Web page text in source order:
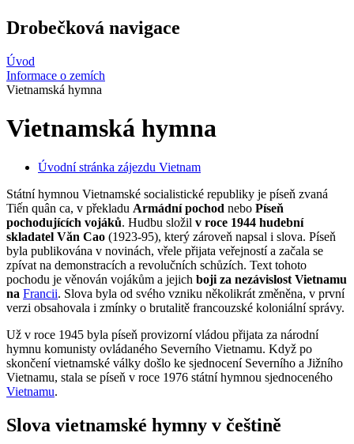
Drobečková navigace
Úvod
Informace o zemích
Vietnamská hymna
Vietnamská hymna
Úvodní stránka zájezdu Vietnam
Státní hymnou Vietnamské socialistické republiky je píseň zvaná
Tiến quân ca, v překladu Armádní pochod nebo Píseň
pochodujících vojáků. Hudbu složil v roce 1944 hudební
skladatel Văn Cao (1923-95), který zároveň napsal i slova. Píseň
byla publikována v novinách, vřele přijata veřejností a začala se
zpívat na demonstracích a revolučních schůzích. Text tohoto
pochodu je věnován vojákům a jejich boji za nezávislost Vietnamu
na Francii. Slova byla od svého vzniku několikrát změněna, v první
verzi obsahovala i zmínky o brutalitě francouzské koloniální správy.
Už v roce 1945 byla píseň provizorní vládou přijata za národní
hymnu komunisty ovládaného Severního Vietnamu. Když po
skončení vietnamské války došlo ke sjednocení Severního a Jižního
Vietnamu, stala se píseň v roce 1976 státní hymnou sjednoceného
Vietnamu.
Slova vietnamské hymny v češtině